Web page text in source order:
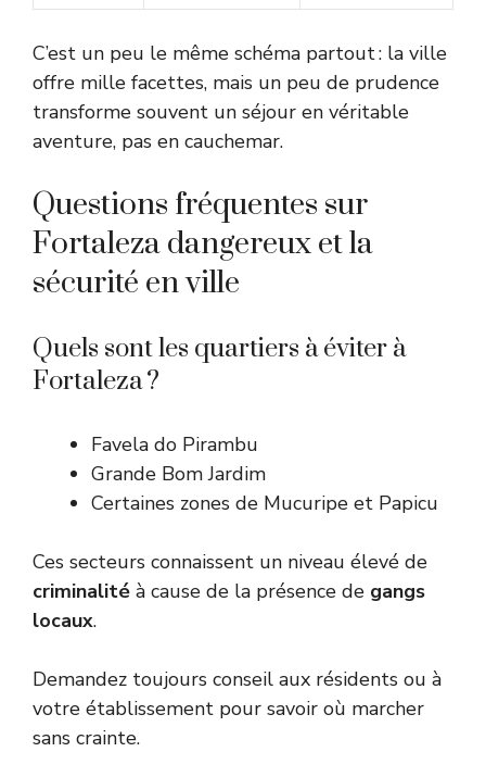
C’est un peu le même schéma partout : la ville
offre mille facettes, mais un peu de prudence
transforme souvent un séjour en véritable
aventure, pas en cauchemar.
Questions fréquentes sur
Fortaleza dangereux et la
sécurité en ville
Quels sont les quartiers à éviter à
Fortaleza ?
Favela do Pirambu
Grande Bom Jardim
Certaines zones de Mucuripe et Papicu
Ces secteurs connaissent un niveau élevé de
criminalité à cause de la présence de gangs
locaux.
Demandez toujours conseil aux résidents ou à
votre établissement pour savoir où marcher
sans crainte.